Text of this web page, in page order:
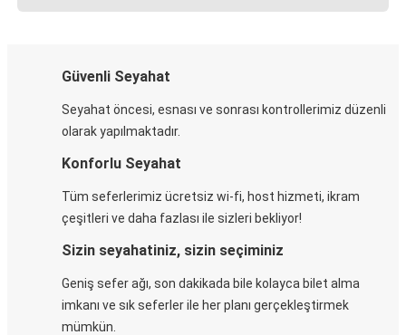
Güvenli Seyahat
Seyahat öncesi, esnası ve sonrası kontrollerimiz düzenli
olarak yapılmaktadır.
Konforlu Seyahat
Tüm seferlerimiz ücretsiz wi-fi, host hizmeti, ikram
çeşitleri ve daha fazlası ile sizleri bekliyor!
Sizin seyahatiniz, sizin seçiminiz
Geniş sefer ağı, son dakikada bile kolayca bilet alma
imkanı ve sık seferler ile her planı gerçekleştirmek
mümkün.